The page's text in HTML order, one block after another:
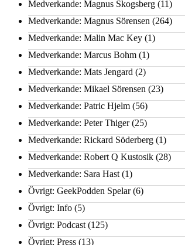
Medverkande: Magnus Skogsberg (11)
Medverkande: Magnus Sörensen (264)
Medverkande: Malin Mac Key (1)
Medverkande: Marcus Bohm (1)
Medverkande: Mats Jengard (2)
Medverkande: Mikael Sörensen (23)
Medverkande: Patric Hjelm (56)
Medverkande: Peter Thiger(25)
Medverkande: Rickard Söderberg (1)
Medverkande: Robert Q Kustosik (28)
Medverkande: Sara Hast (1)
Övrigt: GeekPodden Spelar(6)
Övrigt: Info (5)
Övrigt: Podcast (125)
Övrigt: Press (13)